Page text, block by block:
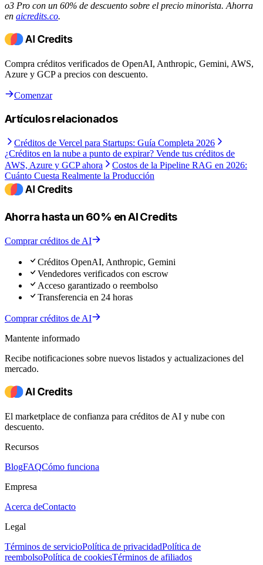
o3 Pro con un 60% de descuento sobre el precio minorista. Ahorra
en aicredits.co.
Compra créditos verificados de OpenAI, Anthropic, Gemini, AWS,
Azure y GCP a precios con descuento.
Comenzar
Artículos relacionados
Créditos de Vercel para Startups: Guía Completa 2026
¿Créditos en la nube a punto de expirar? Vende tus créditos de
AWS, Azure y GCP ahora
Costos de la Pipeline RAG en 2026:
Cuánto Cuesta Realmente la Producción
Ahorra hasta un 60% en AI Credits
Comprar créditos de AI
Créditos OpenAI, Anthropic, Gemini
Vendedores verificados con escrow
Acceso garantizado o reembolso
Transferencia en 24 horas
Comprar créditos de AI
Mantente informado
Recibe notificaciones sobre nuevos listados y actualizaciones del
mercado.
El marketplace de confianza para créditos de AI y nube con
descuento.
Recursos
BlogFAQCómo funciona
Empresa
Acerca deContacto
Legal
Términos de servicioPolítica de privacidadPolítica de
reembolsoPolítica de cookiesTérminos de afiliados